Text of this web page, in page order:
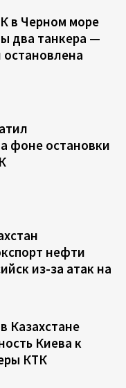
в Черном море
два танкера —
остановлена
фоне остановки
нефти
из-за атак на
Казахстане
Киева к
КТК